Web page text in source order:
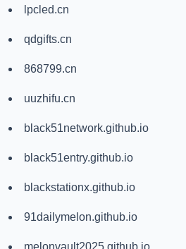
lpcled.cn
qdgifts.cn
868799.cn
uuzhifu.cn
black51network.github.io
black51entry.github.io
blackstationx.github.io
91dailymelon.github.io
melonvault2025.github.io